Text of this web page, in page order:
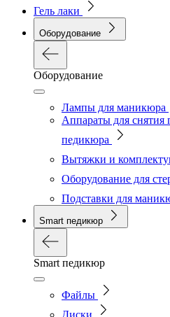
Гель лаки
Оборудование
Оборудование
Лампы для маникюра
Аппараты для снятия
педикюра
Вытяжки и
Оборудование для
Подставки для
Smart педикюр
Smart педикюр
Файлы
Диски